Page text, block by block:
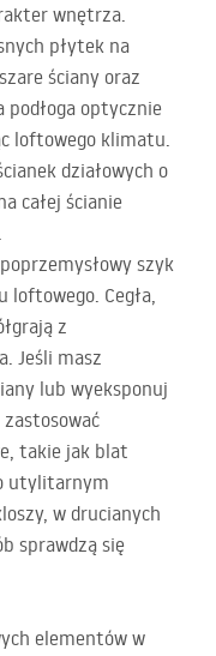
wnętrza.
płytek na
ściany oraz
optycznie
loftowego klimatu.
działowych o
całej ścianie
szyk
loftowego. Cegła,
z
Jeśli masz
lub wyeksponuj
takie jak blat
utylitarnym
w drucianych
sprawdzą się
elementów w